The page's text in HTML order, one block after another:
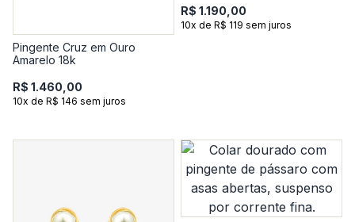
Pingente Cruz em Ouro
Amarelo 18k
R$ 1.460,00
10x de R$ 146 sem juros
R$ 1.190,00
10x de R$ 119 sem juros